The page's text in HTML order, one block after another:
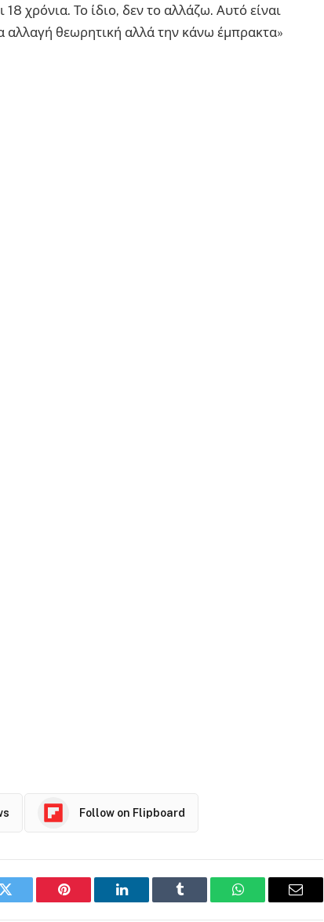
χρόνια. Το ίδιο, δεν το αλλάζω. Αυτό είναι
αλλαγή θεωρητική αλλά την κάνω έμπρακτα»
Follow on Flipboard
Twitter Pinterest LinkedIn Tumblr WhatsAppEmail